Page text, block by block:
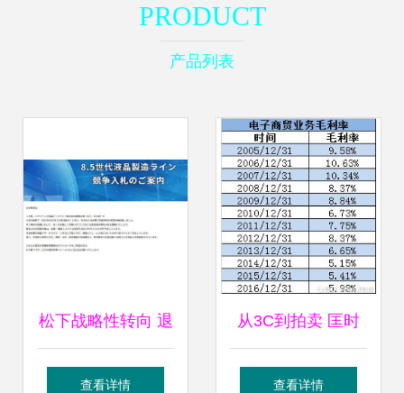
PRODUCT
产品列表
松下战略性转向 退
出液晶面板业务，
查看详情
从3C到拍卖 匡时
国际能否重振宏图
查看详情